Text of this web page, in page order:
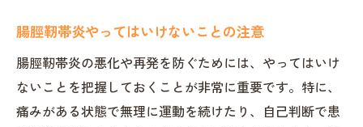
腸脛靭帯炎やってはいけないことの注意
腸脛靭帯炎の悪化や再発を防ぐためには、やってはいけ
ないことを把握しておくことが非常に重要です。特に、
痛みがある状態で無理に運動を続けたり、自己判断で患